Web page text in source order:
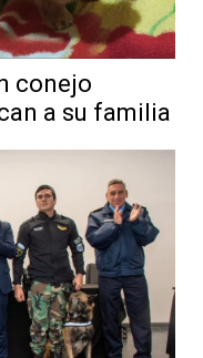
conejo
a su familia